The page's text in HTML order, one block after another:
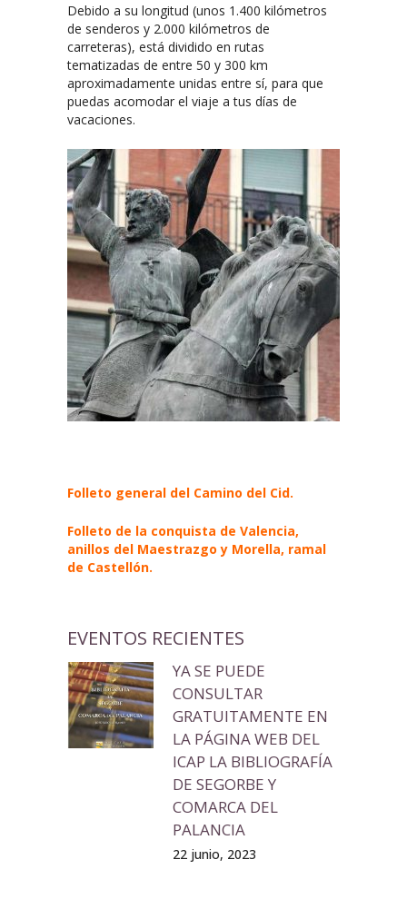
Debido a su longitud (unos 1.400 kilómetros
de senderos y 2.000 kilómetros de
carreteras), está dividido en rutas
tematizadas de entre 50 y 300 km
aproximadamente unidas entre sí, para que
puedas acomodar el viaje a tus días de
vacaciones.
Folleto general del Camino del Cid.
Folleto de la conquista de Valencia,
anillos del Maestrazgo y Morella, ramal
de Castellón.
EVENTOS RECIENTES
YA SE PUEDE
CONSULTAR
GRATUITAMENTE EN
LA PÁGINA WEB DEL
ICAP LA BIBLIOGRAFÍA
DE SEGORBE Y
COMARCA DEL
PALANCIA
22 junio, 2023